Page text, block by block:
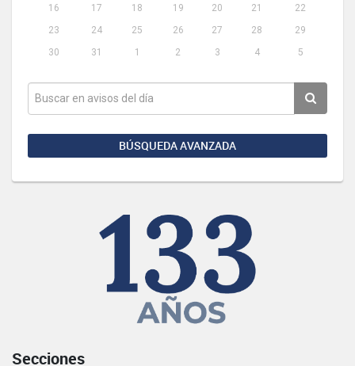
16
17 18 19 20 21
22
23
24 25 26 27 28
29
30
31 1 2 3 4 5
BÚSQUEDA AVANZADA
Secciones